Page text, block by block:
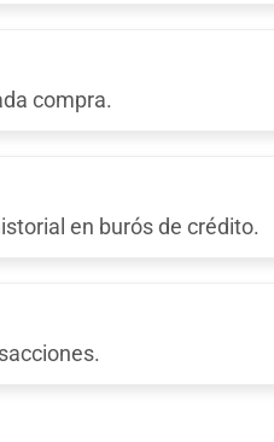
compra.
en burós de crédito.